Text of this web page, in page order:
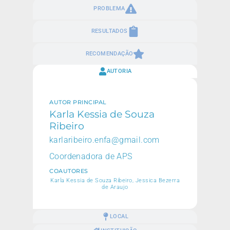
PROBLEMA
RESULTADOS
RECOMENDAÇÃO
AUTORIA
LOCAL
AUTOR PRINCIPAL
Karla Kessia de Souza
Ribeiro
karlaribeiro.enfa@gmail.com
Coordenadora de APS
COAUTORES
Karla Kessia de Souza Ribeiro, Jessica Bezerra
de Araujo